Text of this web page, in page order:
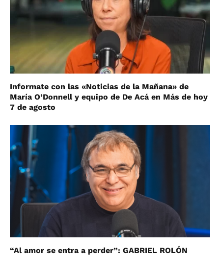
Informate con las «Noticias de la Mañana» de
María O’Donnell y equipo de De Acá en Más de hoy
7 de agosto
“Al amor se entra a perder”: GABRIEL ROLÓN